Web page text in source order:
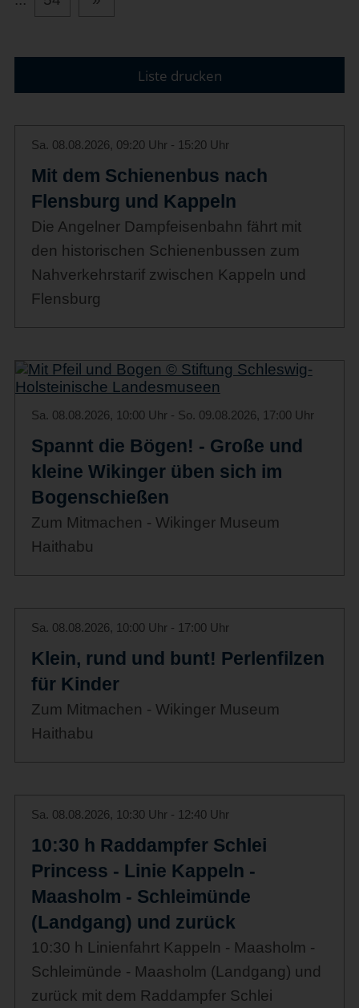
Liste drucken
Sa. 08.08.2026, 09:20 Uhr - 15:20 Uhr
Mit dem Schienenbus nach
Flensburg und Kappeln
Die Angelner Dampfeisenbahn fährt mit
den historischen Schienenbussen zum
Nahverkehrstarif zwischen Kappeln und
Flensburg
Sa. 08.08.2026, 10:00 Uhr - So. 09.08.2026, 17:00 Uhr
Spannt die Bögen! - Große und
kleine Wikinger üben sich im
Bogenschießen
Zum Mitmachen - Wikinger Museum
Haithabu
Sa. 08.08.2026, 10:00 Uhr - 17:00 Uhr
Klein, rund und bunt! Perlenfilzen
für Kinder
Zum Mitmachen - Wikinger Museum
Haithabu
Sa. 08.08.2026, 10:30 Uhr - 12:40 Uhr
10:30 h Raddampfer Schlei
Princess - Linie Kappeln -
Maasholm - Schleimünde
(Landgang) und zurück
10:30 h Linienfahrt Kappeln - Maasholm -
Schleimünde - Maasholm (Landgang) und
zurück mit dem Raddampfer Schlei